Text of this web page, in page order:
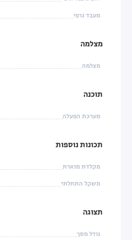
מעבד גרפי
מצלמה
מצלמה
תוכנה
מערכת הפעלה
תכונות נוספות
מקלדת מוארת
משקל התחלתי
תצוגה
גודל מסך